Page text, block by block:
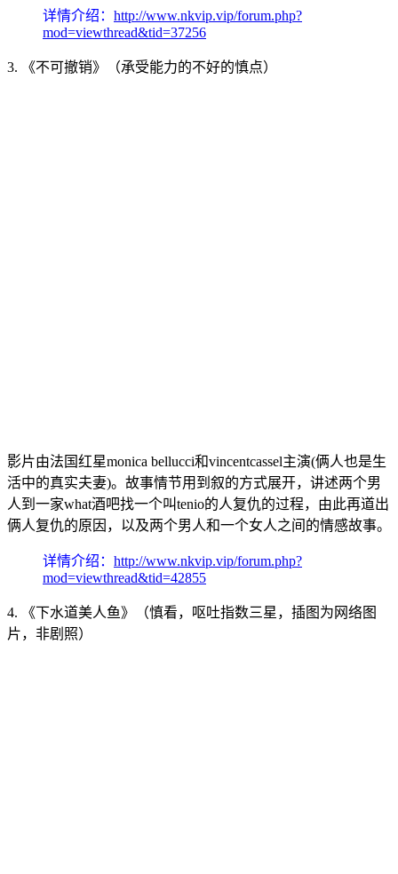
详情介绍： http://www.nkvip.vip/forum.php?
mod=viewthread&tid=37256
3. 《不可撤销》（承受能力的不好的慎点）
影片由法国红星monica bellucci和vincentcassel主演(俩人也是生
活中的真实夫妻)。故事情节用到叙的方式展开，讲述两个男
人到一家what酒吧找一个叫tenio的人复仇的过程，由此再道出
俩人复仇的原因，以及两个男人和一个女人之间的情感故事。
详情介绍： http://www.nkvip.vip/forum.php?
mod=viewthread&tid=42855
4. 《下水道美人鱼》（慎看，呕吐指数三星，插图为网络图
片，非剧照）